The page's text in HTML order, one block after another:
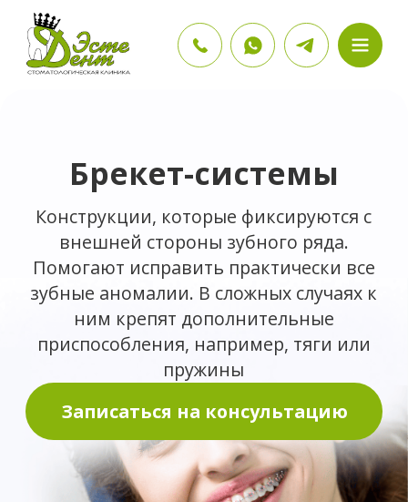
внешней стороны зубного ряда.
Помогают исправить практически все
зубные аномалии. В сложных случаях к
ним крепят дополнительные
приспособления, например, тяги или
пружины
Записаться на консультацию